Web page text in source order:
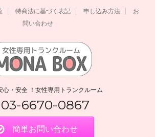
特商法に基づく表記 申し込み方法
お
問い合わせ
心・安全 ！女性専用トランクルーム
6670-0867
簡単お問い合わせ